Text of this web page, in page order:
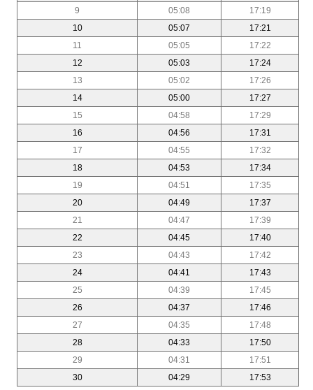
9
05:08
17:19
10
05:07
17:21
11
05:05
17:22
12
05:03
17:24
13
05:02
17:26
14
05:00
17:27
15
04:58
17:29
16
04:56
17:31
17
04:55
17:32
18
04:53
17:34
19
04:51
17:35
20
04:49
17:37
21
04:47
17:39
22
04:45
17:40
23
04:43
17:42
24
04:41
17:43
25
04:39
17:45
26
04:37
17:46
27
04:35
17:48
28
04:33
17:50
29
04:31
17:51
30
04:29 17:53